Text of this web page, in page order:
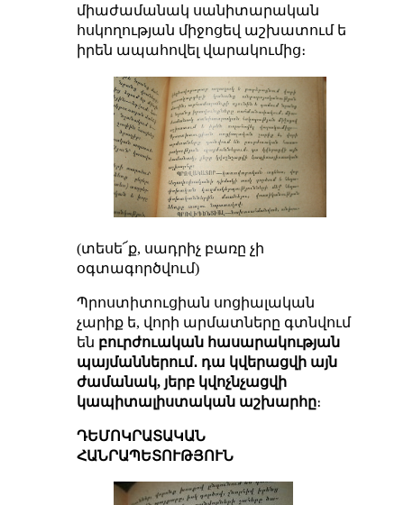
միաժամանակ սանիտարական
հսկողության միջոցեվ աշխատում ե
իրեն ապահովել վարակումից։
(տեսե՜ք, սադրիչ բառը չի
օգտագործվում)
Պրոստիտուցիան սոցիալական
չարիք ե, վորի արմատները գտնվում
են բուրժուական հասարակության
պայմաններում․ դա կվերացվի այն
ժամանակ, յերբ կվոչնչացվի
կապիտալիստական աշխարհը։
ԴԵՄՈԿՐԱՏԱԿԱՆ
ՀԱՆՐԱՊԵՏՈՒԹՅՈՒՆ